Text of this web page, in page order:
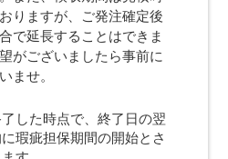
りますが、ご発注確定後
で延長することはできま
がございましたら事前に
ませ。
した時点で、終了日の翌
瑕疵担保期間の開始とさ